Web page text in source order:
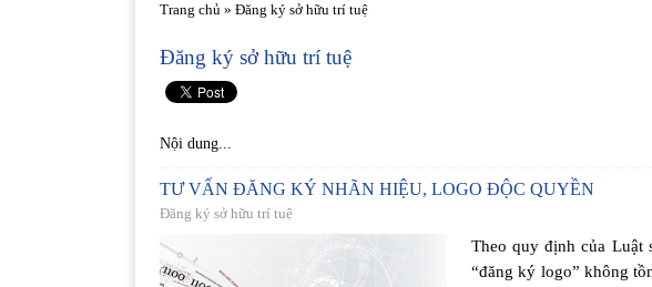
Trang chủ » Đăng ký sở hữu trí tuệ
Đăng ký sở hữu trí tuệ
Nội dung...
TƯ VẤN ĐĂNG KÝ NHÃN HIỆU, LOGO ĐỘC QUYỀN
Đăng ký sở hữu trí tuệ
Theo quy định của Luật
“đăng ký logo” không